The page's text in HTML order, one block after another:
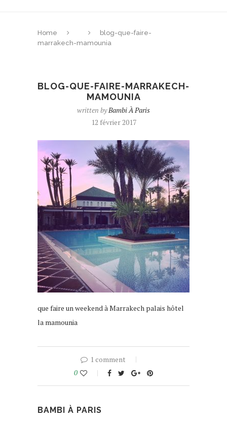
Home
blog-que-faire-
marrakech-mamounia
BLOG-QUE-FAIRE-MARRAKECH-
MAMOUNIA
written byBambi À Paris
12 février 2017
que faire un weekend à Marrakech palais hôtel
la mamounia
1 comment
0
BAMBI À PARIS